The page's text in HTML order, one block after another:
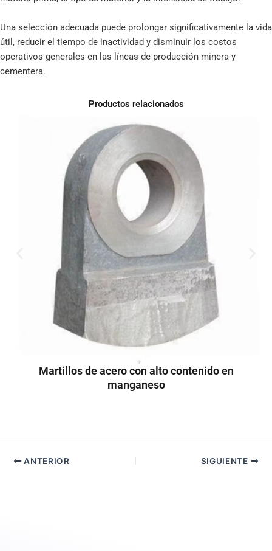
Una selección adecuada puede prolongar significativamente la vida
útil, reducir el tiempo de inactividad y disminuir los costos
operativos generales en las líneas de producción minera y
cementera.
Productos relacionados
Martillos de acero con alto contenido en
manganeso
ANTERIOR SIGUIENTE